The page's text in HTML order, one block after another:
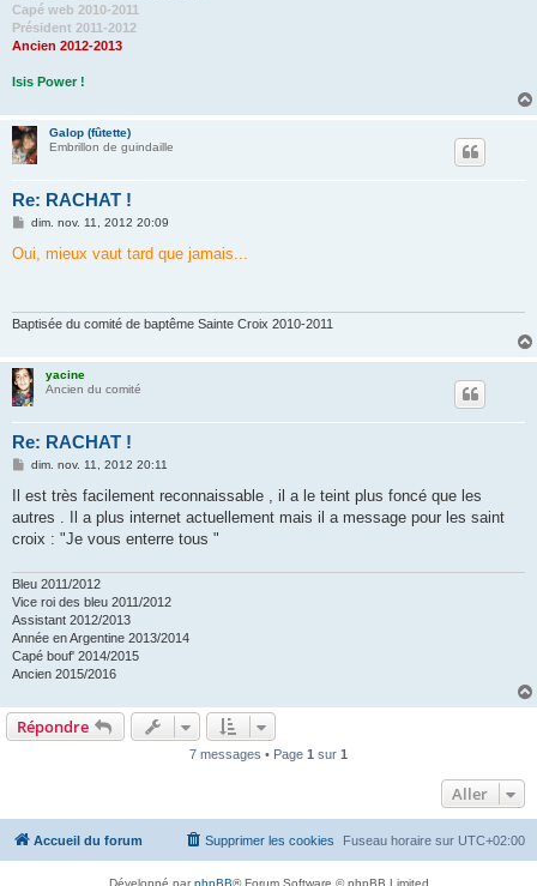
Capé web 2010-2011
Président 2011-2012
Ancien 2012-2013
Isis Power !
Galop (fûtette)
Embrillon de guindaille
Re: RACHAT !
M
s
dim. nov. 11, 2012 20:09
Oui, mieux vaut tard que jamais...
Baptisée du comité de baptême Sainte Croix 2010-2011
yacine
Ancien du comité
Re: RACHAT !
M
s
a
g
dim. nov. 11, 2012 20:11
Il est très facilement reconnaissable , il a le teint plus foncé que les
autres . Il a plus internet actuellement mais il a message pour les saint
croix : "Je vous enterre tous "
Bleu 2011/2012
Vice roi des bleu 2011/2012
Assistant 2012/2013
Année en Argentine 2013/2014
Capé bouf' 2014/2015
Ancien 2015/2016
Répondre
7 messages • Page 1 sur 1
Aller
Accueil du forum Fuseau horaire sur UTC+02:00
Supprimer les cookies
Développé parphpBB® Forum Software © phpBB Limited